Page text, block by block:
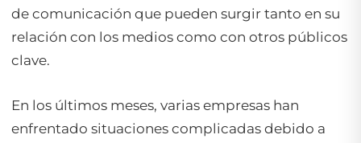
de comunicación que pueden surgir tanto en su
relación con los medios como con otros públicos
clave.
En los últimos meses, varias empresas han
enfrentado situaciones complicadas debido a